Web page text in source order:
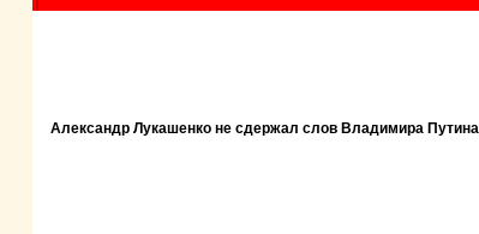
Александр Лукашенко не сдержал слов Владимира Путина